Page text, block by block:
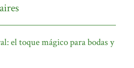
el toque mágico para bodas y